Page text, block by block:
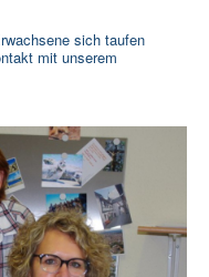
sich taufen
mit unserem